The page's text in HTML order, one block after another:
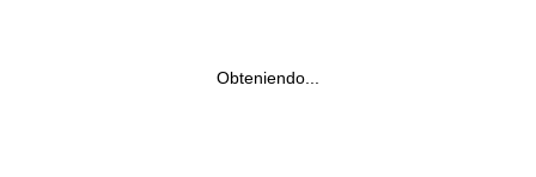
Obteniendo...